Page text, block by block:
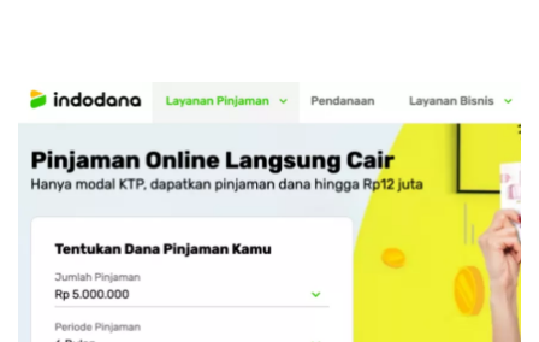
Exchange
Asuransi
Asuransi Jiwa
Asuransi Kesehatan
Asuransi Syariah